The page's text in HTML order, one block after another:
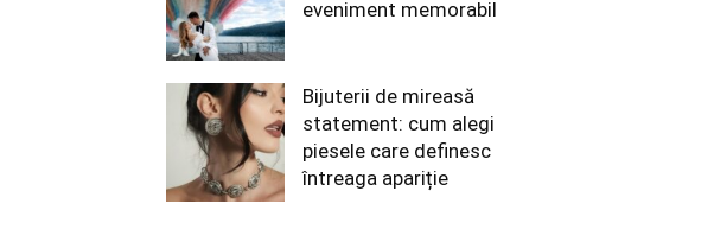
eveniment memorabil
Bijuterii de mireasă
statement: cum alegi
piesele care definesc
întreaga apariție